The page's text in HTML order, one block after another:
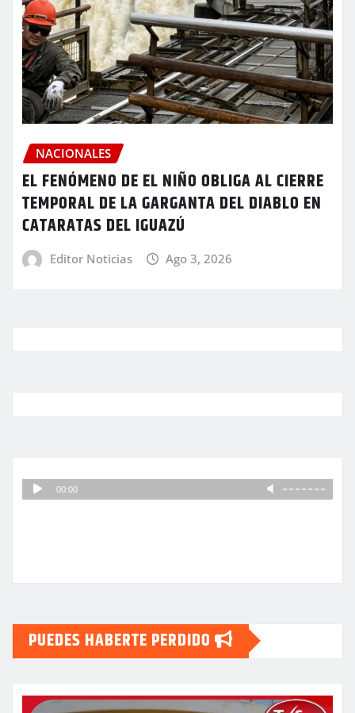
NACIONALES
EL FENÓMENO DE EL NIÑO OBLIGA AL CIERRE
TEMPORAL DE LA GARGANTA DEL DIABLO EN
CATARATAS DEL IGUAZÚ
Editor Noticias Ago 3, 2026
PUEDES HABERTE PERDIDO